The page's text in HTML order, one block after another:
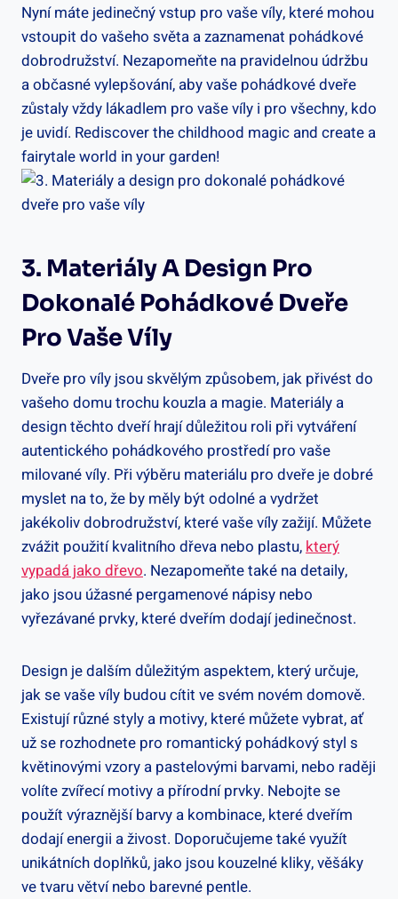
Nyní máte jedinečný vstup pro vaše víly, které mohou
vstoupit do vašeho světa a zaznamenat pohádkové
dobrodružství. Nezapomeňte na pravidelnou údržbu
a občasné vylepšování, aby vaše pohádkové dveře
zůstaly vždy lákadlem pro vaše víly i pro všechny, kdo
je uvidí. Rediscover the childhood magic and create a
fairytale world in your garden!
3. Materiály A Design Pro
Dokonalé Pohádkové Dveře
Pro Vaše Víly
Dveře pro víly jsou skvělým způsobem, jak přivést do
vašeho domu trochu kouzla a magie. Materiály a
design těchto dveří hrají důležitou roli při vytváření
autentického pohádkového prostředí pro vaše
milované víly. Při výběru materiálu pro dveře je dobré
myslet na to, že by měly být odolné a vydržet
jakékoliv dobrodružství, které vaše víly zažijí. Můžete
zvážit použití kvalitního dřeva nebo plastu, který
vypadá jako dřevo. Nezapomeňte také na detaily,
jako jsou úžasné pergamenové nápisy nebo
vyřezávané prvky, které dveřím dodají jedinečnost.
Design je dalším důležitým aspektem, který určuje,
jak se vaše víly budou cítit ve svém novém domově.
Existují různé styly a motivy, které můžete vybrat, ať
už se rozhodnete pro romantický pohádkový styl s
květinovými vzory a pastelovými barvami, nebo raději
volíte zvířecí motivy a přírodní prvky. Nebojte se
použít výraznější barvy a kombinace, které dveřím
dodají energii a živost. Doporučujeme také využít
unikátních doplňků, jako jsou kouzelné kliky, věšáky
ve tvaru větví nebo barevné pentle.